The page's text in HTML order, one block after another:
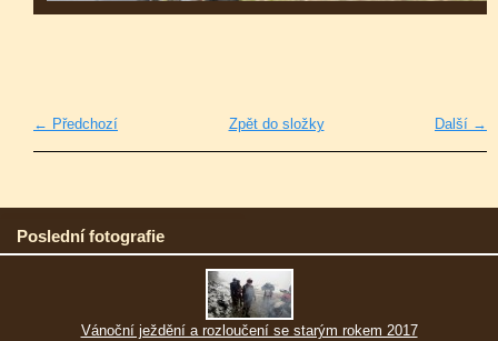
← Předchozí Další →
Zpět do složky
Poslední fotografie
Vánoční ježdění a rozloučení se starým rokem 2017